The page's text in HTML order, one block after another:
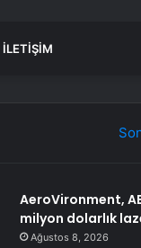
İLETIŞIM
AeroVironment,
milyon dolarlık
Ağustos 8, 2026